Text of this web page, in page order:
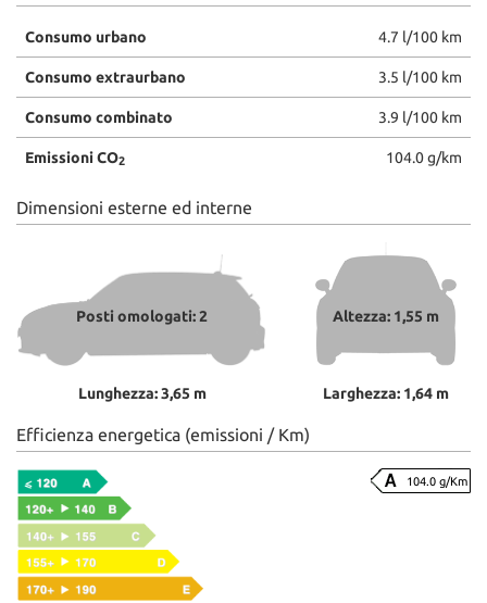
Consumo urbano 4.7 l/100 km
Consumo extraurbano 3.5 l/100 km
Consumo combinato 3.9 l/100 km
Emissioni CO2 104.0 g/km
Dimensioni esterne ed interne
Posti omologati: 2
Lunghezza: 3,65 m
Altezza: 1,55 m
Larghezza: 1,64 m
Efficienza energetica (emissioni / Km)
104.0 g/Km